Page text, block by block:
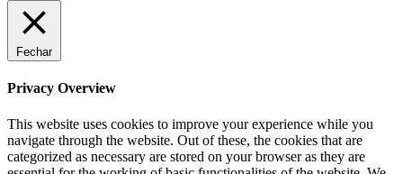
Fechar
Privacy Overview
This website uses cookies to improve your experience while you
navigate through the website. Out of these, the cookies that are
categorized as necessary are stored on your browser as they are